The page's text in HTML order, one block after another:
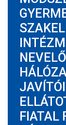
FIATAL